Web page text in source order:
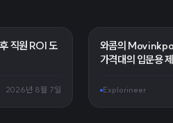
직원 ROI 도
2026년 8월 7일
와콤의
가격대의 입문용
Explorineer